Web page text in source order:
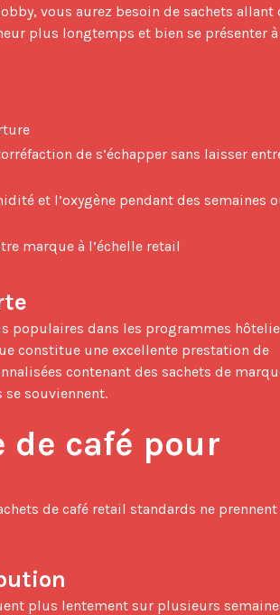
plus longtemps et bien se présenter
de s’échapper sans laisser
et l’oxygène pendant des semaines
marque à l’échelle retail
constitue une excellente prestation de
contenant des sachets de
souviennent.
de café pour